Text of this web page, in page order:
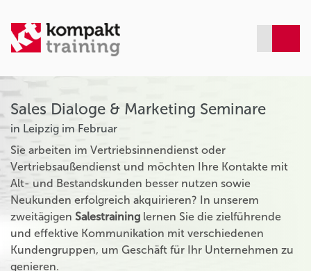
Sales Dialoge & Marketing Seminare
in Leipzig im Februar
Sie arbeiten im Vertriebsinnendienst oder
Vertriebsaußendienst und möchten Ihre Kontakte mit
Alt- und Bestandskunden besser nutzen sowie
Neukunden erfolgreich akquirieren? In unserem
zweitägigen Salestraining lernen Sie die zielführende
und effektive Kommunikation mit verschiedenen
Kundengruppen, um Geschäft für Ihr Unternehmen zu
genieren.